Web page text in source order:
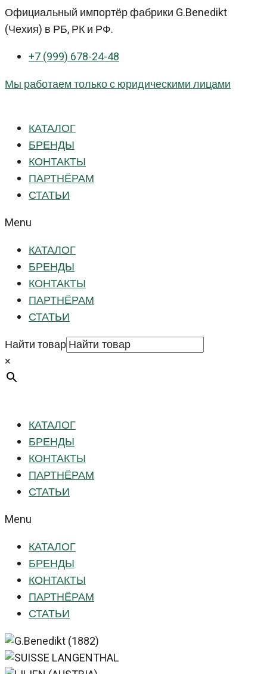
Перейти
к
Официальный импортёр фабрики G.Benedikt
(Чехия) в РБ, РК и РФ.
+7 (999) 678-24-48
Мы работаем только с юридическими лицами
КАТАЛОГ
БРЕНДЫ
КОНТАКТЫ
ПАРТНЁРАМ
СТАТЬИ
Menu
КАТАЛОГ
БРЕНДЫ
КОНТАКТЫ
ПАРТНЁРАМ
СТАТЬИ
Найти товар
×
КАТАЛОГ
БРЕНДЫ
КОНТАКТЫ
ПАРТНЁРАМ
СТАТЬИ
Menu
КАТАЛОГ
БРЕНДЫ
КОНТАКТЫ
ПАРТНЁРАМ
СТАТЬИ